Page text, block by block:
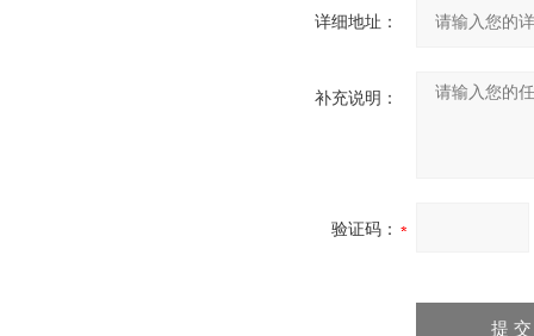
详细地址：
补充说明：
验证码：